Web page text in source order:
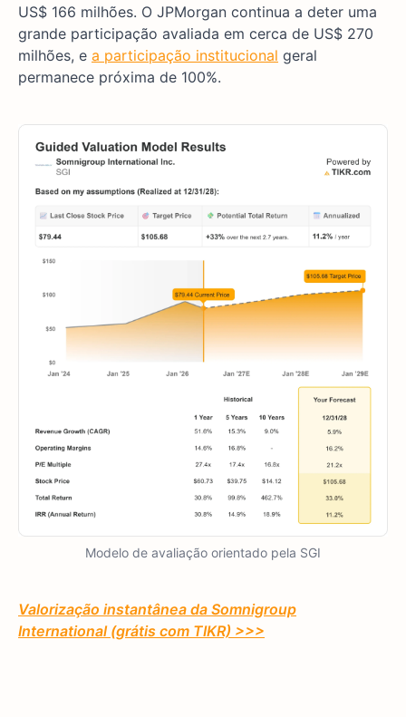
US$ 166 milhões. O JPMorgan continua a deter uma
grande participação avaliada em cerca de US$ 270
milhões, e a participação institucional geral
permanece próxima de 100%.
Modelo de avaliação orientado pela SGI
Valorização instantânea da Somnigroup
International (grátis com TIKR) >>>